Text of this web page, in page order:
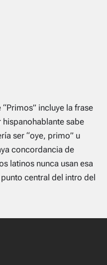
incluye la frase
hispanohablante sabe
ser “oye, primo” u
concordancia de
latinos nunca usan esa
central del intro del